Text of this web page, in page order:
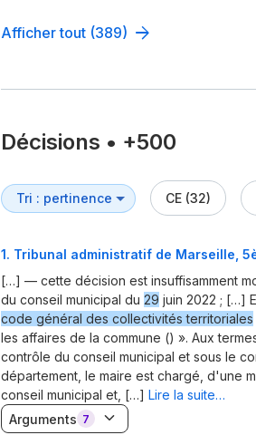
Afficher tout (389)
Décisions • +500
CE (32)
1. Tribunal administratif de Marseille,
[…] — cette décision est insuffisamment
du conseil municipal du 29 juin 2022 ; […]
code général des collectivités territoriales
les affaires de la commune () ». Aux
contrôle du conseil municipal et sous le
département, le maire est chargé, d'une
conseil municipal et, […] Lire la suite…
Arguments 7